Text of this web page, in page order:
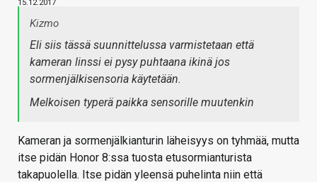
15.12.2017
Kizmo
Eli siis tässä suunnittelussa varmistetaan että
kameran linssi ei pysy puhtaana ikinä jos
sormenjälkisensoria käytetään.
Melkoisen typerä paikka sensorille muutenkin
Kameran ja sormenjälkianturin läheisyys on tyhmää, mutta
itse pidän Honor 8:ssa tuosta etusormianturista
takapuolella. Itse pidän yleensä puhelinta niin että